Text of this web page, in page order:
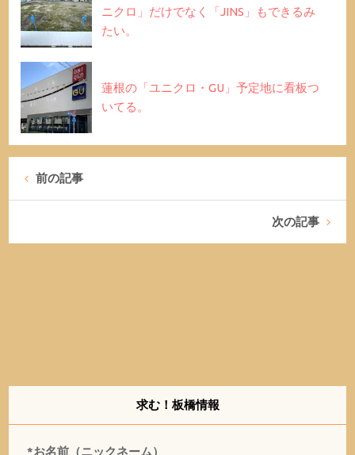
ニクロ」だけでなく「JINS」もできるみ
たい。
蓮根の「ユニクロ・GU」予定地に看板つ
いてる。
前の記事
次の記事
求む！板橋情報
*お名前（ニックネーム）